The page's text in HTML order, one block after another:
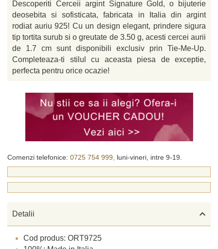
Descoperiti Cerceii argint Signature Gold, o bijuterie
deosebita si sofisticata, fabricata in Italia din argint
rodiat auriu 925! Cu un design elegant, prindere sigura
tip tortita surub si o greutate de 3.50 g, acesti cercei aurii
de 1.7 cm sunt disponibili exclusiv prin Tie-Me-Up.
Completeaza-ti stilul cu aceasta piesa de exceptie,
perfecta pentru orice ocazie!
Comenzi telefonice: 0725 754 999, luni-vineri, intre 9-19.
Detalii 
Cod produs: ORT9725